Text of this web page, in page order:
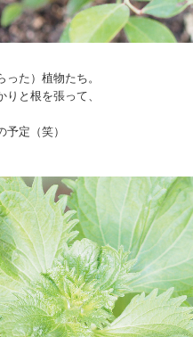
た）植物たち。
と根を張って、
定（笑）